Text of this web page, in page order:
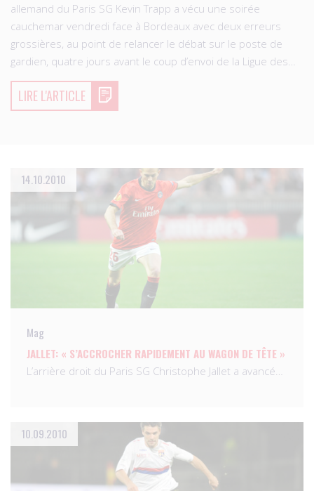
allemand du Paris SG Kevin Trapp a vécu une soirée
cauchemar vendredi face à Bordeaux avec deux erreurs
grossières, au point de relancer le débat sur le poste de
gardien, quatre jours avant le coup d’envoi de la Ligue des…
LIRE L'ARTICLE
14.10.2010
Mag
JALLET: « S’ACCROCHER RAPIDEMENT AU WAGON DE TÊTE »
L’arrière droit du Paris SG Christophe Jallet a avancé…
10.09.2010